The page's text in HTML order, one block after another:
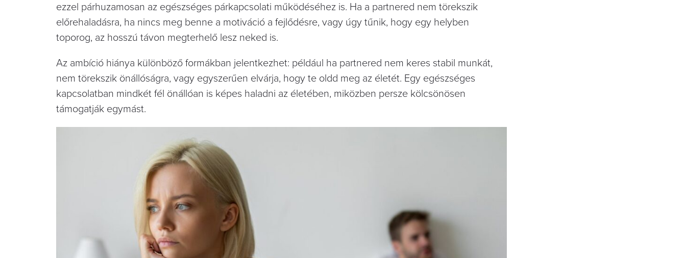
ezzel párhuzamosan az egészséges párkapcsolati működéséhez is. Ha a partnered nem törekszik
előrehaladásra, ha nincs meg benne a motiváció a fejlődésre, vagy úgy tűnik, hogy egy helyben
toporog, az hosszú távon megterhelő lesz neked is.
Az ambíció hiánya különböző formákban jelentkezhet: például ha partnered nem keres stabil munkát,
nem törekszik önállóságra, vagy egyszerűen elvárja, hogy te oldd meg az életét. Egy egészséges
kapcsolatban mindkét fél önállóan is képes haladni az életében, miközben persze kölcsönösen
támogatják egymást.